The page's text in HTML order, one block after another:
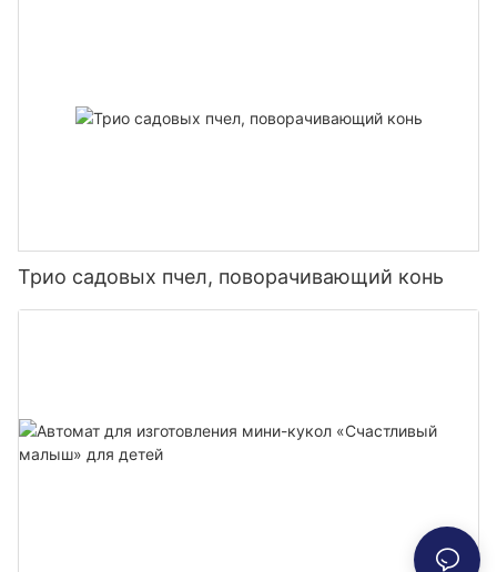
Трио садовых пчел, поворачивающий конь